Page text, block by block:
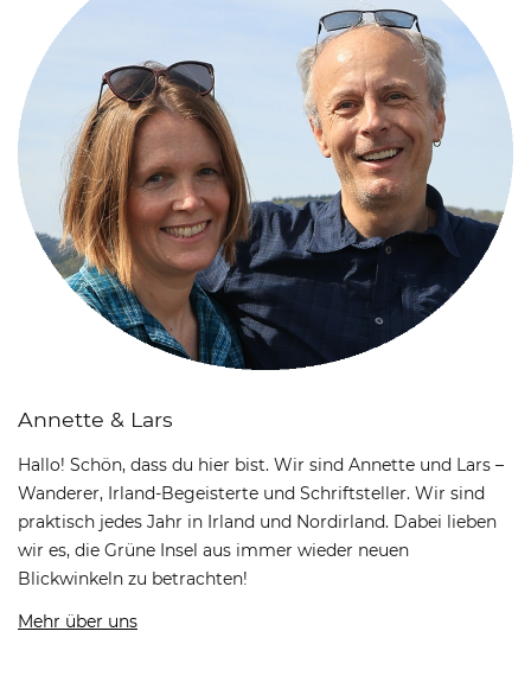
Annette & Lars
Hallo! Schön, dass du hier bist. Wir sind Annette und Lars –
Wanderer, Irland-Begeisterte und Schriftsteller. Wir sind
praktisch jedes Jahr in Irland und Nordirland. Dabei lieben
wir es, die Grüne Insel aus immer wieder neuen
Blickwinkeln zu betrachten!
Mehr über uns